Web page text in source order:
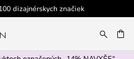
dizajnérskych značiek